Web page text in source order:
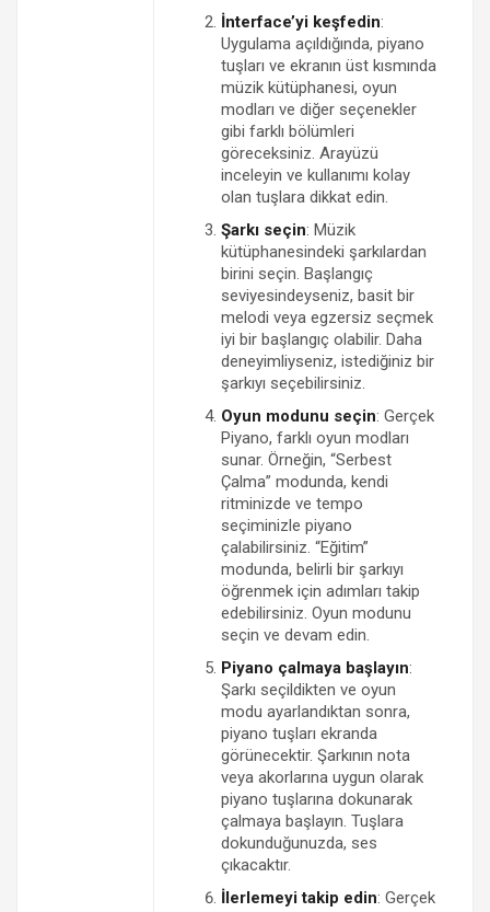
İnterface’yi keşfedin:
Uygulama açıldığında, piyano
tuşları ve ekranın üst kısmında
müzik kütüphanesi, oyun
modları ve diğer seçenekler
gibi farklı bölümleri
göreceksiniz. Arayüzü
inceleyin ve kullanımı kolay
olan tuşlara dikkat edin.
Şarkı seçin: Müzik
kütüphanesindeki şarkılardan
birini seçin. Başlangıç
seviyesindeyseniz, basit bir
melodi veya egzersiz seçmek
iyi bir başlangıç olabilir. Daha
deneyimliyseniz, istediğiniz bir
şarkıyı seçebilirsiniz.
Oyun modunu seçin: Gerçek
Piyano, farklı oyun modları
sunar. Örneğin, “Serbest
Çalma” modunda, kendi
ritminizde ve tempo
seçiminizle piyano
çalabilirsiniz. “Eğitim”
modunda, belirli bir şarkıyı
öğrenmek için adımları takip
edebilirsiniz. Oyun modunu
seçin ve devam edin.
Piyano çalmaya başlayın:
Şarkı seçildikten ve oyun
modu ayarlandıktan sonra,
piyano tuşları ekranda
görünecektir. Şarkının nota
veya akorlarına uygun olarak
piyano tuşlarına dokunarak
çalmaya başlayın. Tuşlara
dokunduğunuzda, ses
çıkacaktır.
İlerlemeyi takip edin: Gerçek